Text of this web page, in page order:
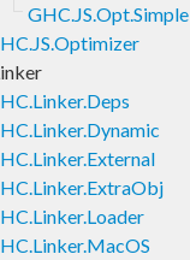
GHC.JS.Opt.Simple